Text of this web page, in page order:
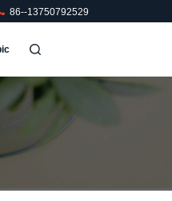
86--13750792529